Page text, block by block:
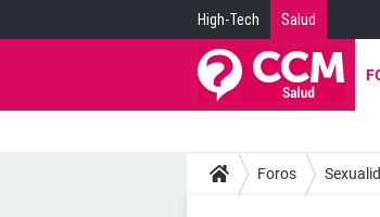
High-Tech Salud
Foros